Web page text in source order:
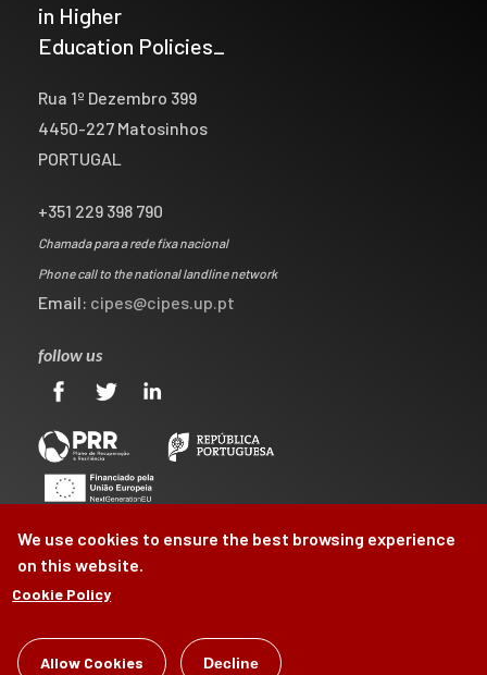
in Higher
Education Policies_
Rua 1º Dezembro 399
4450-227 Matosinhos
PORTUGAL
+351 229 398 790
Chamada para a rede fixa nacional
Phone call to the national landline network
Email: cipes@cipes.up.pt
follow us
©CIPES2026
We use cookies to ensure the best browsing experience
on this website.
Cookie Policy
Allow Cookies Decline